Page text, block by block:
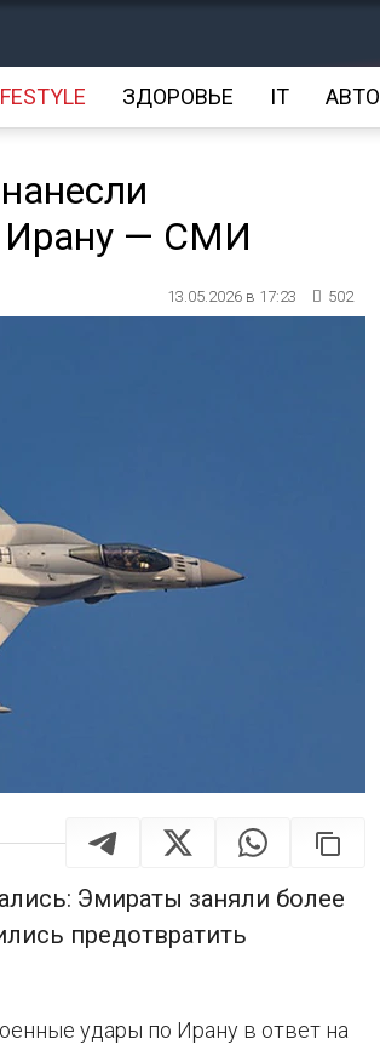
ЗДОРОВЬЕ IT АВТО
Ирану — СМИ
13.05.2026 в 17:23 502
Эмираты заняли более
предотвратить
удары по Ирану в ответ на